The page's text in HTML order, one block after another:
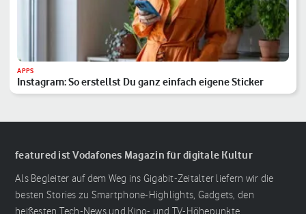
APPS
Instagram: So erstellst Du ganz einfach eigene Sticker
featured ist Vodafones Magazin für digitale Kultur
Als Begleiter auf dem Weg ins Gigabit-Zeitalter liefern wir die
besten Stories zu Smartphone-Highlights, Gadgets, den
heißesten Tech-News und Kino- und TV-Höhepunkte.